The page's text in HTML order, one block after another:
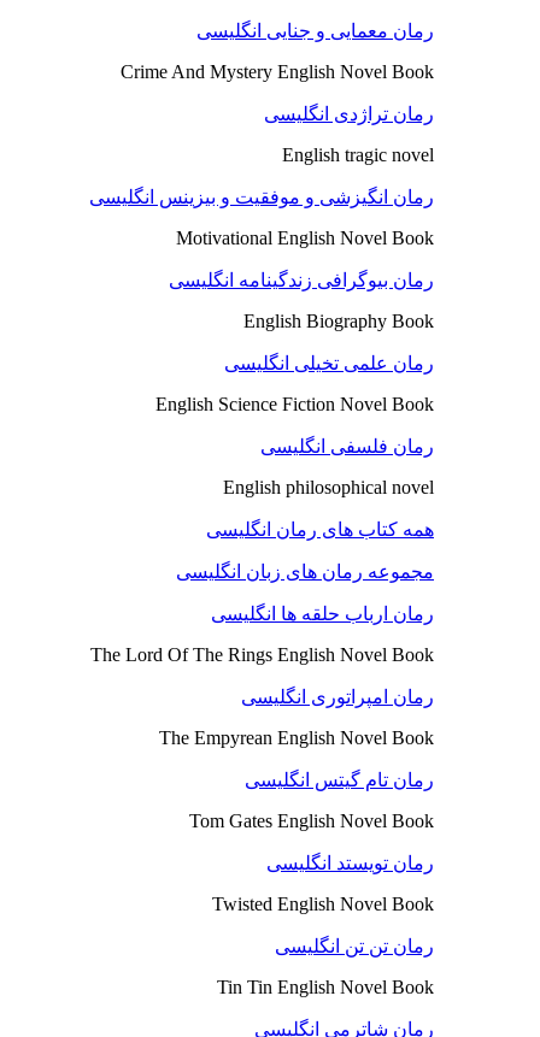
رمان معمایی و جنایی انگلیسی
Crime And Mystery English Novel Book
رمان تراژدی انگلیسی
English tragic novel
رمان انگیزشی و موفقیت و بیزینس انگلیسی
Motivational English Novel Book
رمان بیوگرافی زندگینامه انگلیسی
English Biography Book
رمان علمی تخیلی انگلیسی
English Science Fiction Novel Book
رمان فلسفی انگلیسی
English philosophical novel
همه کتاب های رمان انگلیسی
مجموعه رمان های زبان انگلیسی
رمان ارباب حلقه ها انگلیسی
The Lord Of The Rings English Novel Book
رمان امپراتوری انگلیسی
The Empyrean English Novel Book
رمان تام گیتس انگلیسی
Tom Gates English Novel Book
رمان تویستد انگلیسی
Twisted English Novel Book
رمان تن تن انگلیسی
Tin Tin English Novel Book
رمان شاترمی انگلیسی